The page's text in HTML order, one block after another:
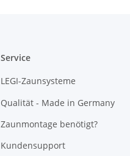
Service
LEGI-Zaunsysteme
Qualität - Made in Germany
Zaunmontage benötigt?
Kundensupport